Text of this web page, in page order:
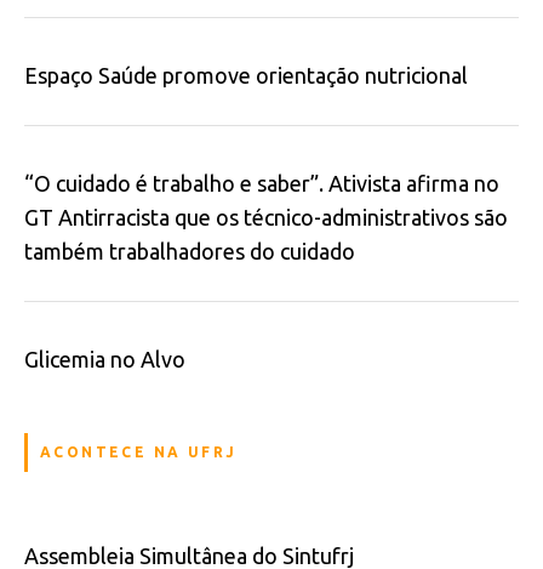
Espaço Saúde promove orientação nutricional
“O cuidado é trabalho e saber”. Ativista afirma no
GT Antirracista que os técnico-administrativos são
também trabalhadores do cuidado
Glicemia no Alvo
ACONTECE NA UFRJ
Assembleia Simultânea do Sintufrj